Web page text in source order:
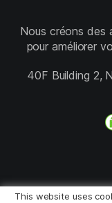
Nous créons des
pour améliorer
40F Building 2,
BuhoLaunchpad
Boutique
Suivez-nous
This website uses